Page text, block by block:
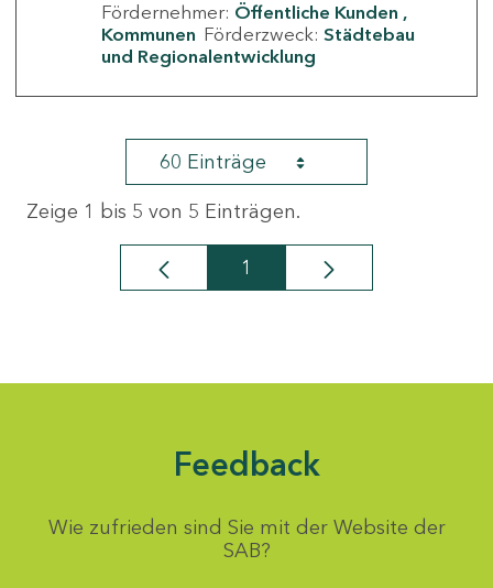
Fördernehmer: Öffentliche Kunden
Kommunen Förderzweck: Städtebau
und Regionalentwicklung
60 Einträge
Zeige 1 bis 5 von 5 Einträgen.
Seite
1
Feedback
Wie zufrieden sind Sie mit der Website der
SAB?